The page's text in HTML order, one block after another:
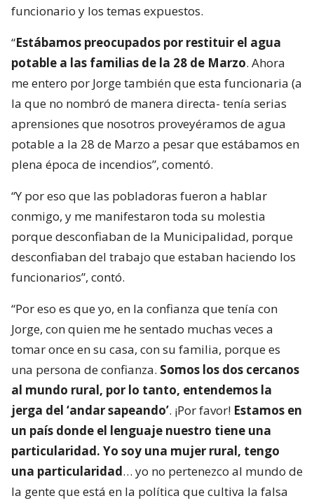
funcionario y los temas expuestos.
“Estábamos preocupados por restituir el agua
potable a las familias de la 28 de Marzo. Ahora
me entero por Jorge también que esta funcionaria (a
la que no nombró de manera directa- tenía serias
aprensiones que nosotros proveyéramos de agua
potable a la 28 de Marzo a pesar que estábamos en
plena época de incendios”, comentó.
“Y por eso que las pobladoras fueron a hablar
conmigo, y me manifestaron toda su molestia
porque desconfiaban de la Municipalidad, porque
desconfiaban del trabajo que estaban haciendo los
funcionarios”, contó.
“Por eso es que yo, en la confianza que tenía con
Jorge, con quien me he sentado muchas veces a
tomar once en su casa, con su familia, porque es
una persona de confianza. Somos los dos cercanos
al mundo rural, por lo tanto, entendemos la
jerga del ‘andar sapeando’. ¡Por favor! Estamos en
un país donde el lenguaje nuestro tiene una
particularidad. Yo soy una mujer rural, tengo
una particularidad… yo no pertenezco al mundo de
la gente que está en la política que cultiva la falsa